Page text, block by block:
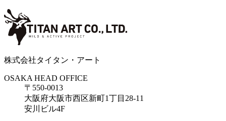
株式会社タイタン・アート
OSAKA HEAD OFFICE
〒550-0013
大阪府大阪市西区新町1丁目28-11
安川ビル4F